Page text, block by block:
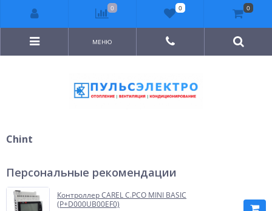
МЕНЮ
Chint
Персональные рекомендации
Контроллер CAREL C.PCO MINI BASIC
(P+D000UB00EF0)
0 0 0